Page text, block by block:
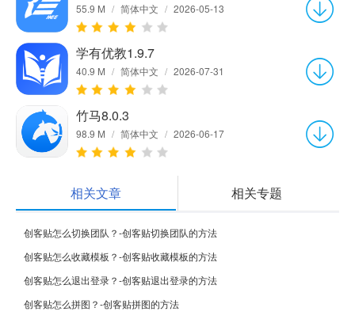
55.9 M / 简体中文 / 2026-05-13
学有优教1.9.7
40.9 M / 简体中文 / 2026-07-31
竹马8.0.3
98.9 M / 简体中文 / 2026-06-17
相关文章 相关专题
创客贴怎么切换团队？-创客贴切换团队的方法
创客贴怎么收藏模板？-创客贴收藏模板的方法
创客贴怎么退出登录？-创客贴退出登录的方法
创客贴怎么拼图？-创客贴拼图的方法